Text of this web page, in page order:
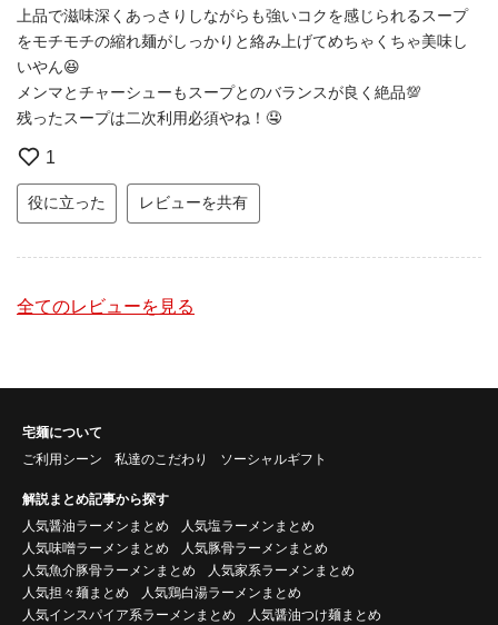
上品で滋味深くあっさりしながらも強いコクを感じられるスープ
をモチモチの縮れ麺がしっかりと絡み上げてめちゃくちゃ美味し
いやん😆
メンマとチャーシューもスープとのバランスが良く絶品💯
残ったスープは二次利用必須やね！🤤
1
役に立った レビューを共有
全てのレビューを見る
宅麺について
ご利用シーン
私達のこだわり ソーシャルギフト
解説まとめ記事から探す
人気醤油ラーメンまとめ
人気塩ラーメンまとめ
人気味噌ラーメンまとめ
人気豚骨ラーメンまとめ
人気魚介豚骨ラーメンまとめ
人気家系ラーメンまとめ
人気担々麺まとめ
人気鶏白湯ラーメンまとめ
人気インスパイア系ラーメンまとめ
人気醤油つけ麺まとめ